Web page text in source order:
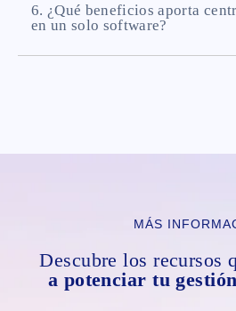
6. ¿Qué beneficios aporta
en un solo software?
MÁS
Descubre los recursos
a potenciar tu